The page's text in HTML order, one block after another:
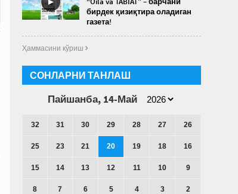
бирдек қизиқтира оладиган
газета!
Ҳаммасини кўриш 
СОНЛАРНИ ТАНЛАШ
Пайшанба, 14-Май
32 31 30 29 28 27 26
25 23 21 20 19 18 16
15 14 13 12 11 10 9
8 7 6 5 4 3 2